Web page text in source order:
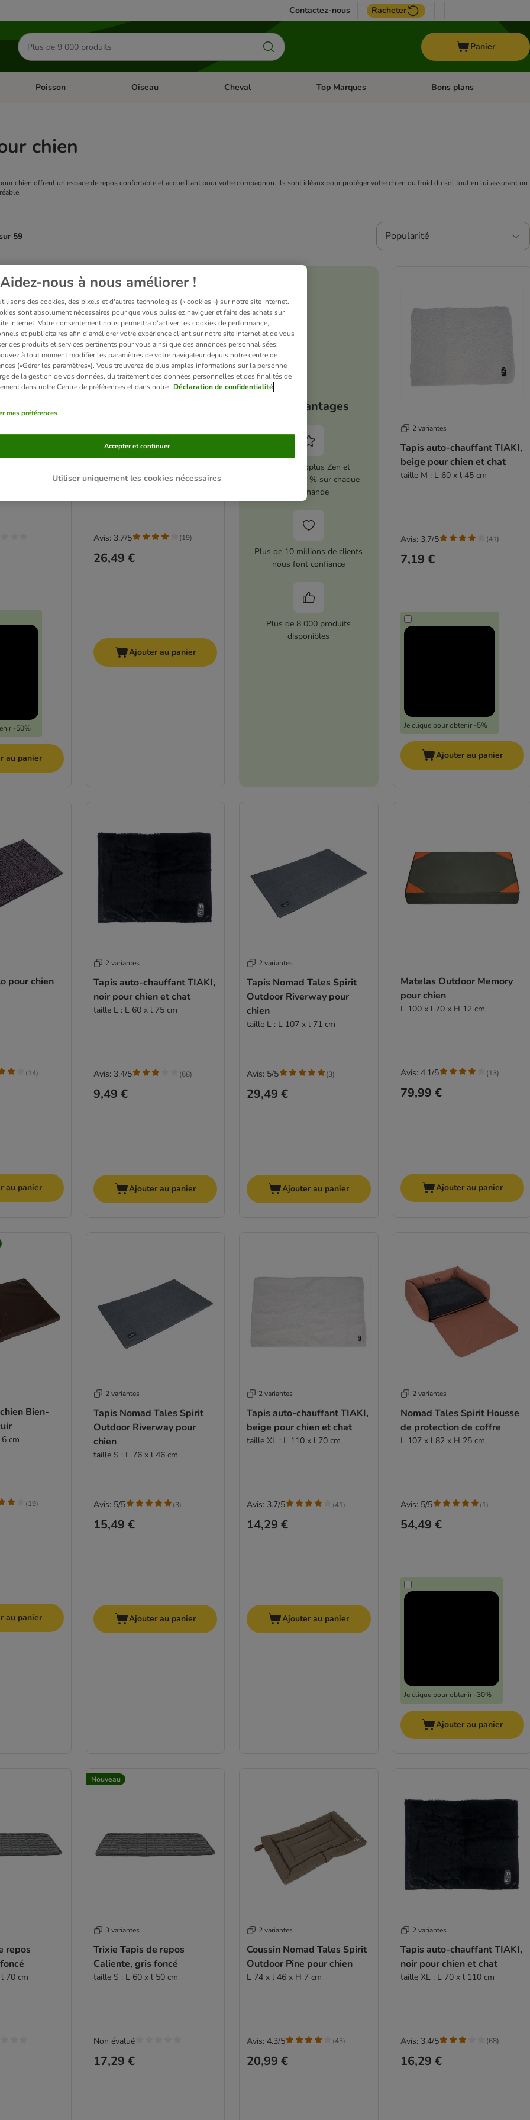
Contactez-nous Racheter
Rechercher
des
produits
Panier
Dérouler les catégories: Rongeur & Co
Poisson Dérouler les catégories: Poisson
Oiseau Dérouler les catégories: Oiseau
Cheval Dérouler les catégories: Cheval
Top Marques Dérouler les catégories: Top
Bons plans
chien
59 Popularité
been changed
arroseur
-50%
au panier
Matelas hygiénique pour
chien Mister Big
L 100 x l 70 x H 4 cm
26,49 €
Avis: 3.7/5 (19)
Ajouter au panier
Vos avantages
Activez zooplus Zen et
économisez 5 % sur chaque
commande
Plus de 10 millions de clients
nous font confiance
Plus de 8 000 produits
disponibles
2 variantes
Tapis auto-chauffant TIAKI,
beige pour chien et chat
taille M : L 60 x l 45 cm
7,19 €
Je clique pour obtenir -5%
Avis: 3.7/5 (41)
Ajouter au panier
pour chien
(14)
au panier
2 variantes
Tapis auto-chauffant TIAKI,
noir pour chien et chat
taille L : L 60 x l 75 cm
9,49 €
Avis: 3.4/5 (68)
Ajouter au panier
2 variantes
Tapis Nomad Tales Spirit
Outdoor Riverway pour
chien
taille L : L 107 x l 71 cm
29,49 €
Avis: 5/5 (3)
Ajouter au panier
Matelas Outdoor Memory
pour chien
L 100 x l 70 x H 12 cm
79,99 €
Avis: 4.1/5 (13)
Ajouter au panier
Bien-
cm
(19)
au panier
2 variantes
Tapis Nomad Tales Spirit
Outdoor Riverway pour
chien
taille S : L 76 x l 46 cm
15,49 €
Avis: 5/5 (3)
Ajouter au panier
2 variantes
Tapis auto-chauffant TIAKI,
beige pour chien et chat
taille XL : L 110 x l 70 cm
14,29 €
Avis: 3.7/5 (41)
Ajouter au panier
2 variantes
Nomad Tales Spirit Housse
de protection de coffre
L 107 x l 82 x H 25 cm
54,49 €
Je clique pour obtenir -30%
Avis: 5/5 (1)
Ajouter au panier
repos
70 cm
Nouveau
3 variantes
Trixie Tapis de repos
Caliente, gris foncé
taille S : L 60 x l 50 cm
17,29 €
Non évalué
2 variantes
Coussin Nomad Tales Spirit
Outdoor Pine pour chien
L 74 x l 46 x H 7 cm
20,99 €
Avis: 4.3/5 (43)
2 variantes
Tapis auto-chauffant TIAKI,
noir pour chien et chat
taille XL : L 70 x l 110 cm
16,29 €
Avis: 3.4/5 (68)
Aidez-nous à nous améliorer !
des cookies, des pixels et d'autres technologies (« cookies ») sur notre site Internet.
sont absolument nécessaires pour que vous puissiez naviguer et faire des achats sur
Internet. Votre consentement nous permettra d'activer les cookies de performance,
et publicitaires afin d'améliorer votre expérience client sur notre site internet et de vous
des produits et services pertinents pour vous ainsi que des annonces personnalisées.
à tout moment modifier les paramètres de votre navigateur depuis notre centre de
(«Gérer les paramètres»). Vous trouverez de plus amples informations sur la personne
de la gestion de vos données, du traitement des données personnelles et des finalités de
dans notre Centre de préférences et dans notre Déclaration de confidentialité
mes préférences
Utiliser uniquement les cookies nécessaires
Accepter et continuer